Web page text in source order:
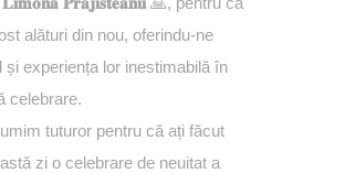
alături din nou, oferindu-ne
și experiența lor inestimabilă în
celebrare.
tuturor pentru că ați făcut
zi o celebrare de neuitat a